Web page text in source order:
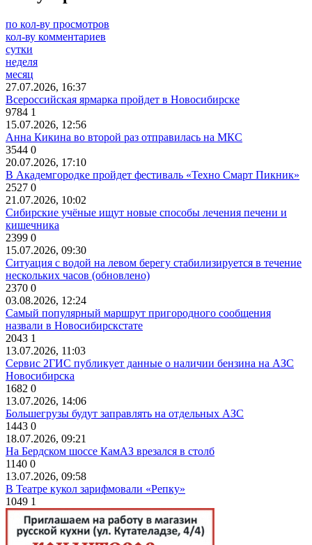
по кол-ву просмотров
кол-ву комментариев
сутки
неделя
месяц
27.07.2026, 16:37
Всероссийская ярмарка пройдет в Новосибирске
9784 1
15.07.2026, 12:56
Анна Кикина во второй раз отправилась на МКС
3544 0
20.07.2026, 17:10
В Академгородке пройдет фестиваль «Техно Смарт Пикник»
2527 0
21.07.2026, 10:02
Сибирские учёные ищут новые способы лечения печени и
кишечника
2399 0
15.07.2026, 09:30
Ситуация с водой на левом берегу стабилизируется в течение
нескольких часов (обновлено)
2370 0
03.08.2026, 12:24
Самый популярный маршрут пригородного сообщения
назвали в Новосибирскстате
2043 1
13.07.2026, 11:03
Сервис 2ГИС публикует данные о наличии бензина на АЗС
Новосибирска
1682 0
13.07.2026, 14:06
Большегрузы будут заправлять на отдельных АЗС
1443 0
18.07.2026, 09:21
На Бердском шоссе КамАЗ врезался в столб
1140 0
13.07.2026, 09:58
В Театре кукол зарифмовали «Репку»
1049 1